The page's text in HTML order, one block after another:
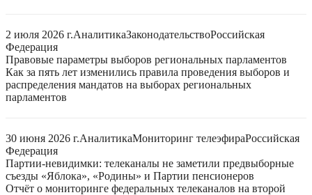
2 июля 2026 г.АналитикаЗаконодательствоРоссийская
Федерация
Правовые параметры выборов региональных парламентов
Как за пять лет изменились правила проведения выборов и
распределения мандатов на выборах региональных
парламентов
30 июня 2026 г.АналитикаМониторинг телеэфираРоссийская
Федерация
Партии-невидимки: телеканалы не заметили предвыборные
съезды «Яблока», «Родины» и Партии пенсионеров
Отчёт о мониторинге федеральных телеканалов на второй